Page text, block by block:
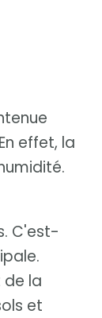
effet, la
C'est-
de la
et